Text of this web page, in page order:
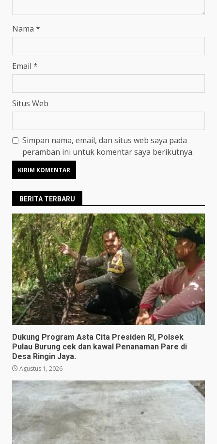
Nama *
Email *
Situs Web
Simpan nama, email, dan situs web saya pada
peramban ini untuk komentar saya berikutnya.
BERITA TERBARU
Dukung Program Asta Cita Presiden RI, Polsek
Pulau Burung cek dan kawal Penanaman Pare di
Desa Ringin Jaya.
Agustus 1, 2026